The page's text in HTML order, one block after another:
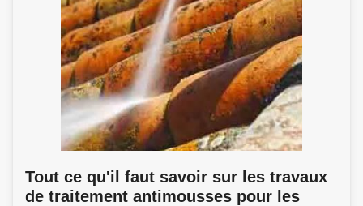
Tout ce qu'il faut savoir sur les travaux
de traitement antimousses pour les